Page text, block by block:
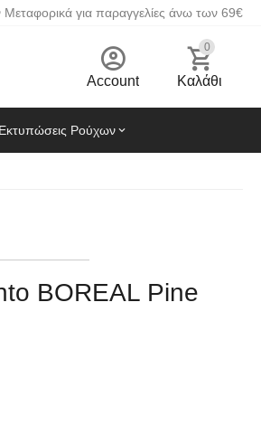
για παραγγελίες άνω των 69€
Account
0
Καλάθι
Εκτυπώσεις Ρούχων
BOREAL Pine